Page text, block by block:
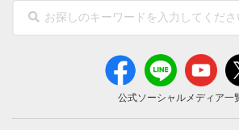
公式ソーシャルメディア一